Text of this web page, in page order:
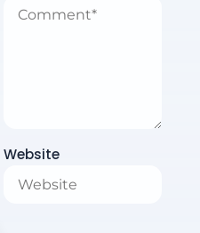
Website